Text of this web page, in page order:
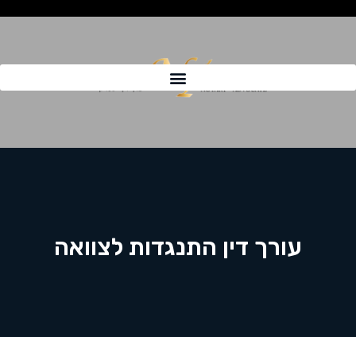
עורך דין התנגדות לצוואה